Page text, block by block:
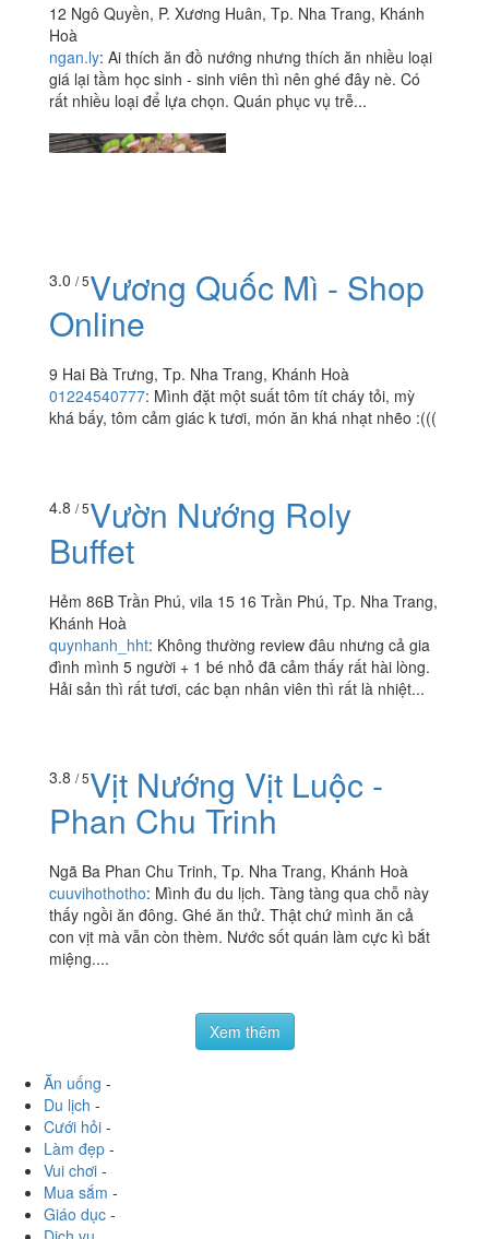
12 Ngô Quyền, P. Xương Huân, Tp. Nha Trang, Khánh
Hoà
ngan.ly: Ai thích ăn đồ nướng nhưng thích ăn nhiều loại
giá lại tầm học sinh - sinh viên thì nên ghé đây nè. Có
rất nhiều loại để lựa chọn. Quán phục vụ trễ...
3.0 / 5Vương Quốc Mì - Shop
Online
9 Hai Bà Trưng, Tp. Nha Trang, Khánh Hoà
01224540777: Mình đặt một suất tôm tít cháy tỏi, mỳ
khá bấy, tôm cảm giác k tươi, món ăn khá nhạt nhẽo :(((
4.8 / 5Vườn Nướng Roly
Buffet
Hẻm 86B Trần Phú, vila 15 16 Trần Phú, Tp. Nha Trang,
Khánh Hoà
quynhanh_hht: Không thường review đâu nhưng cả gia
đình mình 5 người + 1 bé nhỏ đã cảm thấy rất hài lòng.
Hải sản thì rất tươi, các bạn nhân viên thì rất là nhiệt...
3.8 / 5Vịt Nướng Vịt Luộc -
Phan Chu Trinh
Ngã Ba Phan Chu Trinh, Tp. Nha Trang, Khánh Hoà
cuuvihothotho: Mình đu du lịch. Tàng tàng qua chỗ này
thấy ngồi ăn đông. Ghé ăn thử. Thật chứ mình ăn cả
con vịt mà vẫn còn thèm. Nước sốt quán làm cực kì bắt
miệng....
Xem thêm
Ăn uống -
Du lịch -
Cưới hỏi -
Làm đẹp -
Vui chơi -
Mua sắm -
Giáo dục -